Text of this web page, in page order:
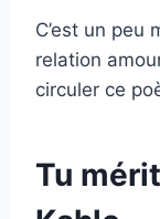
C’est un peu
relation
circuler ce
Tu